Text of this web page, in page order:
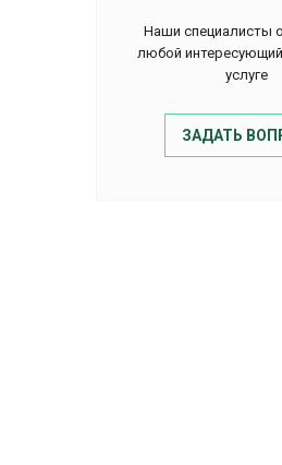
Наши специалисты
любой
услуге
ЗАДАТЬ